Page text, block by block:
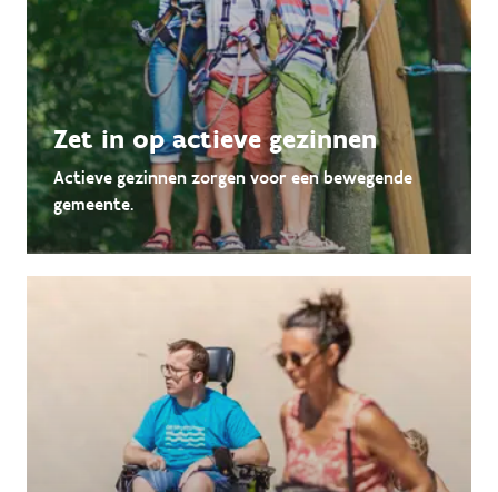
Zet in op actieve gezinnen
Actieve gezinnen zorgen voor een bewegende
gemeente.